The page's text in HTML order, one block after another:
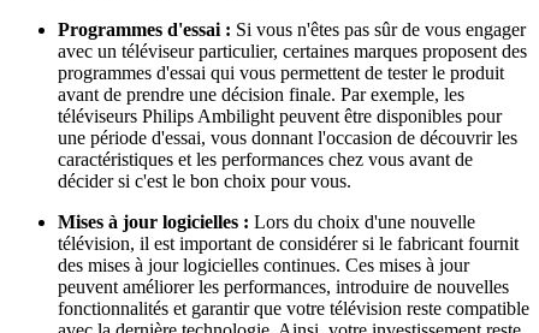
Programmes d'essai : Si vous n'êtes pas sûr de vous engager
avec un téléviseur particulier, certaines marques proposent des
programmes d'essai qui vous permettent de tester le produit
avant de prendre une décision finale. Par exemple, les
téléviseurs Philips Ambilight peuvent être disponibles pour
une période d'essai, vous donnant l'occasion de découvrir les
caractéristiques et les performances chez vous avant de
décider si c'est le bon choix pour vous.
Mises à jour logicielles : Lors du choix d'une nouvelle
télévision, il est important de considérer si le fabricant fournit
des mises à jour logicielles continues. Ces mises à jour
peuvent améliorer les performances, introduire de nouvelles
fonctionnalités et garantir que votre télévision reste compatible